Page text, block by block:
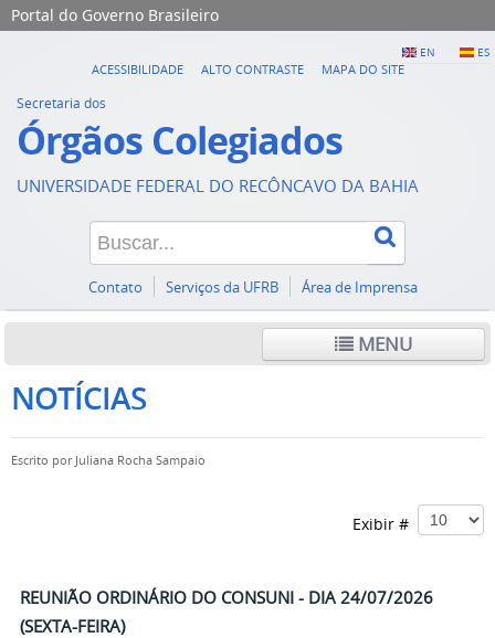
Portal do Governo Brasileiro
EN ES
ACESSIBILIDADE ALTO CONTRASTE MAPA DO SITE
Secretaria dos
Órgãos Colegiados
UNIVERSIDADE FEDERAL DO RECÔNCAVO DA BAHIA
Contato Serviços da UFRB Área de Imprensa
MENU
NOTÍCIAS
Escrito por Juliana Rocha Sampaio
Exibir #
REUNIÃO ORDINÁRIO DO CONSUNI - DIA 24/07/2026
(SEXTA-FEIRA)